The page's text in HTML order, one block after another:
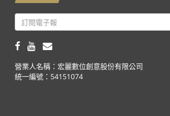
營業人名稱：宏麗數位創意股份有限公司
統一編號：54151074